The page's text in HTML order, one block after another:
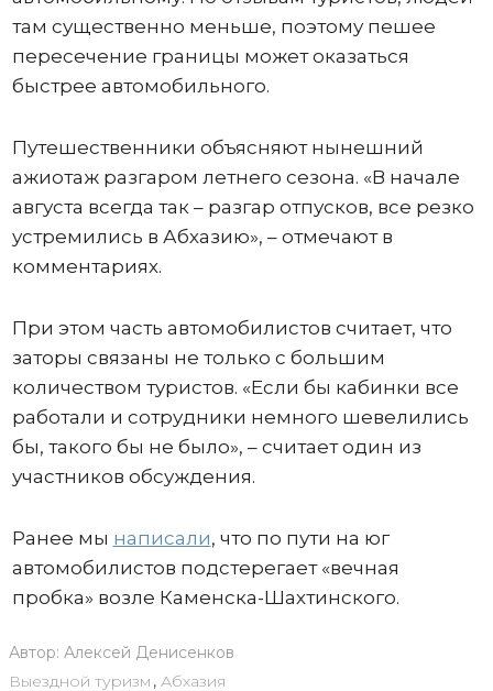
там существенно меньше, поэтому пешее
пересечение границы может оказаться
быстрее автомобильного.
Путешественники объясняют нынешний
ажиотаж разгаром летнего сезона. «В начале
августа всегда так – разгар отпусков, все резко
устремились в Абхазию», – отмечают в
комментариях.
При этом часть автомобилистов считает, что
заторы связаны не только с большим
количеством туристов. «Если бы кабинки все
работали и сотрудники немного шевелились
бы, такого бы не было», – считает один из
участников обсуждения.
Ранее мы написали, что по пути на юг
автомобилистов подстерегает «вечная
пробка» возле Каменска-Шахтинского.
Автор: Алексей Денисенков
Выездной туризм , Абхазия